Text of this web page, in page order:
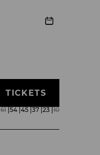
von der
Sinne
TICKETS
61 54 45 37 23 10